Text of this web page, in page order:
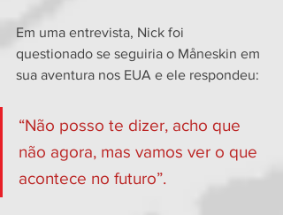
Em uma entrevista, Nick foi
questionado se seguiria o Måneskin em
sua aventura nos EUA e ele respondeu:
“Não posso te dizer, acho que
não agora, mas vamos ver o que
acontece no futuro”.